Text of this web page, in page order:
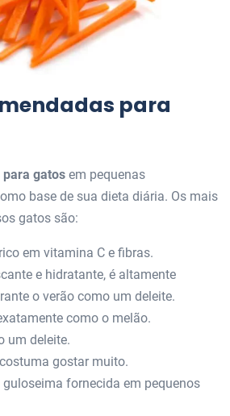
para
gatos em pequenas
base de sua dieta diária. Os mais
gatos são:
em vitamina C e fibras.
e hidratante, é altamente
o verão como um deleite.
como o melão.
um deleite.
gostar muito.
guloseima fornecida em pequenos